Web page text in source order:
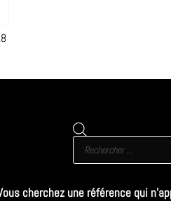
Recherche
produits
cherchez une référence qui